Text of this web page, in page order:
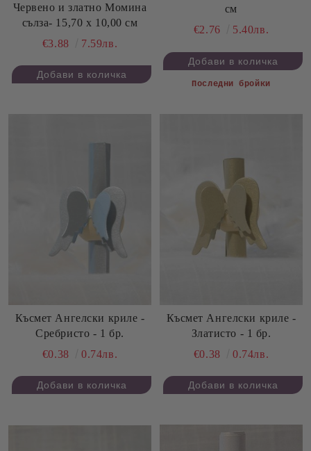
Червено и златно Момина
сълза- 15,70 х 10,00 см
€3.88
7.59лв.
см
€2.76
5.40лв.
Последни бройки
Късмет Ангелски криле -
Сребристо - 1 бр.
€0.38
0.74лв.
Късмет Ангелски криле -
Златисто - 1 бр.
€0.38
0.74лв.